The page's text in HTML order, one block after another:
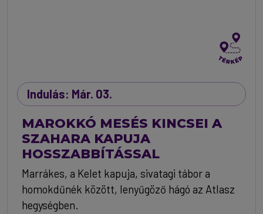
Indulás: Már. 03.
MAROKKÓ MESÉS KINCSEI A
SZAHARA KAPUJA
HOSSZABBÍTÁSSAL
Marrákes, a Kelet kapuja, sivatagi tábor a
homokdűnék között, lenyűgöző hágó az Atlasz
hegységben.